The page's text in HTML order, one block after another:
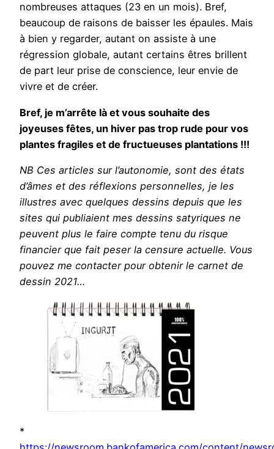
nombreuses attaques (23 en un mois). Bref,
beaucoup de raisons de baisser les épaules. Mais
à bien y regarder, autant on assiste à une
régression globale, autant certains êtres brillent
de part leur prise de conscience, leur envie de
vivre et de créer.
Bref, je m’arrête là et vous souhaite des
joyeuses fêtes, un hiver pas trop rude pour vos
plantes fragiles et de fructueuses plantations !!!
NB Ces articles sur l’autonomie, sont des états
d’âmes et des réflexions personnelles, je les
illustres avec quelques dessins depuis que les
sites qui publiaient mes dessins satyriques ne
peuvent plus le faire compte tenu du risque
financier que fait peser la censure actuelle. Vous
pouvez me contacter pour obtenir le carnet de
dessin 2021…
*